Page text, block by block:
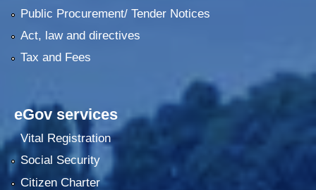
Public Procurement/ Tender Notices
Act, law and directives
Tax and Fees
eGov services
Vital Registration
Social Security
Citizen Charter